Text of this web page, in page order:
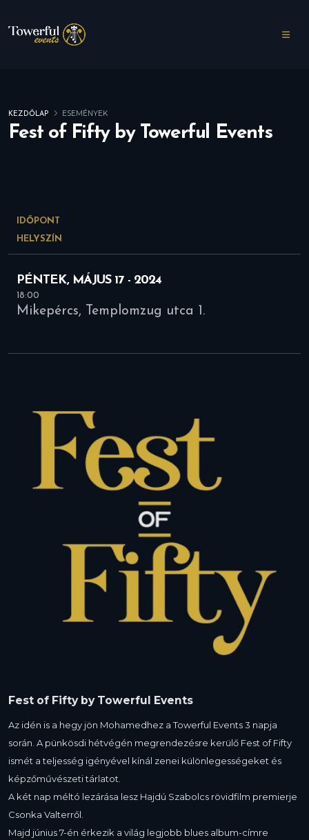
Fest of Fifty by Towerful Events
KEZDŐLAP ESEMÉNYEK
IDŐPONT
HELYSZÍN
PÉNTEK, MÁJUS 17 - 2024
18:00
Mikepércs, Templomzug utca 1.
Fest of Fifty by Towerful Events
Az idén is a hegy jön Mohamedhez a Towerful Events 3 napja
során. A pünkösdi hétvégén megrendezésre kerülő Fest of Fifty
ismét a teljesség igényével kínál zenei különlegességeket és
képzőművészeti tárlatot.
A két nap méltó lezárása lesz Hajdú Szabolcs rövidfilm premierje
Csonka Valterről.
Majd június 7-én érkezik a világ legjobb blues album-címre